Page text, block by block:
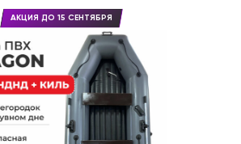
АКЦИЯ ДО 15 СЕНТЯБРЯ